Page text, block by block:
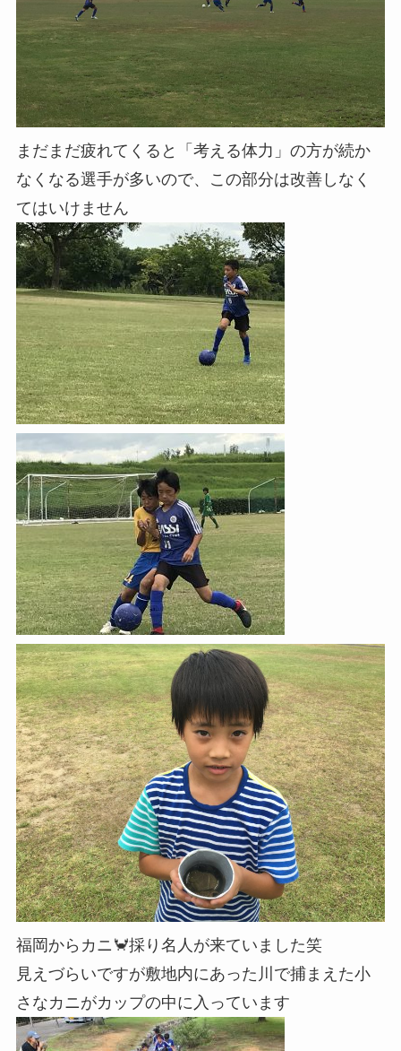
まだまだ疲れてくると「考える体力」の方が続か
なくなる選手が多いので、この部分は改善しなく
てはいけません
福岡からカニ🦀採り名人が来ていました笑
見えづらいですが敷地内にあった川で捕まえた小
さなカニがカップの中に入っています